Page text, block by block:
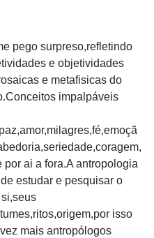
e objetividades
e metafisicas do
impalpáveis
por ai a fora.A antropologia
estudar e pesquisar o
isso
mais antropólogos